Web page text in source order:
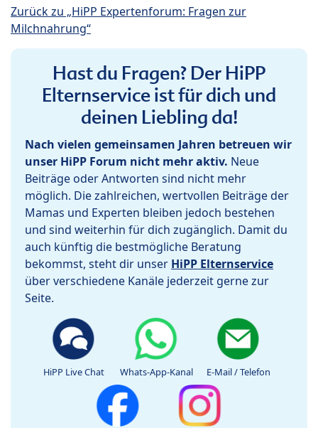
Zurück zu „HiPP Expertenforum: Fragen zur
Milchnahrung“
Hast du Fragen? Der HiPP
Elternservice ist für dich und
deinen Liebling da!
Nach vielen gemeinsamen Jahren betreuen wir
unser HiPP Forum nicht mehr aktiv. Neue
Beiträge oder Antworten sind nicht mehr
möglich. Die zahlreichen, wertvollen Beiträge der
Mamas und Experten bleiben jedoch bestehen
und sind weiterhin für dich zugänglich. Damit du
auch künftig die bestmögliche Beratung
bekommst, steht dir unser HiPP Elternservice
über verschiedene Kanäle jederzeit gerne zur
Seite.
HiPP Live Chat Whats-App-Kanal E-Mail / Telefon